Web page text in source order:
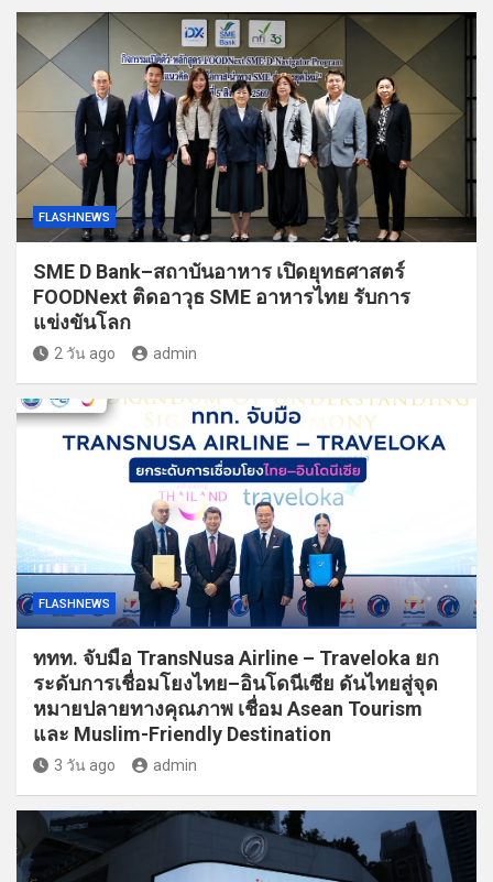
FLASHNEWS
SME D Bank–สถาบันอาหาร เปิดยุทธศาสตร์
FOODNext ติดอาวุธ SME อาหารไทย รับการ
แข่งขันโลก
2 วัน ago admin
FLASHNEWS
ททท. จับมือ TransNusa Airline – Traveloka ยก
ระดับการเชื่อมโยงไทย–อินโดนีเซีย ดันไทยสู่จุด
หมายปลายทางคุณภาพ เชื่อม Asean Tourism
และ Muslim-Friendly Destination
3 วัน ago admin